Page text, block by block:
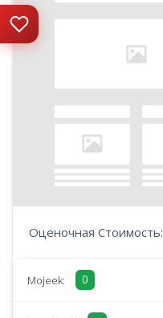
Оценочная Стоимость:
Mojeek: 0